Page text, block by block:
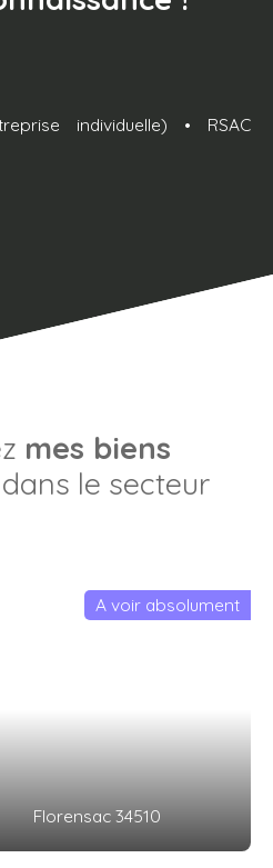
individuelle) • RSAC
mes biens
le secteur
Florensac 34510
A voir absolument